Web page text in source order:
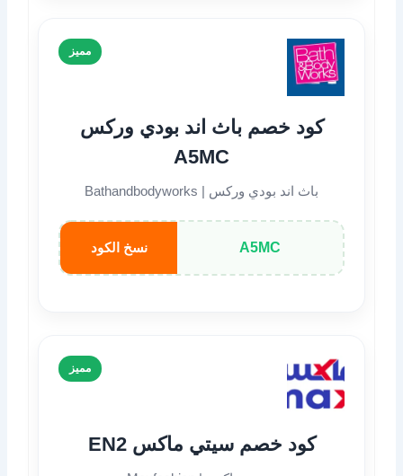
مميز
كود خصم باث اند بودي وركس
A5MC
باث اند بودي وركس | Bathandbodyworks
A5MC نسخ الكود
مميز
كود خصم سيتي ماكس EN2